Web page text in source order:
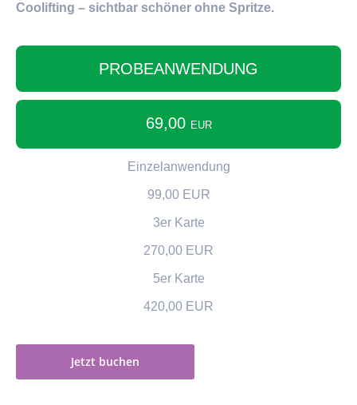
Coolifting – sichtbar schöner ohne Spritze.
PROBEANWENDUNG
69,00 EUR
Einzelanwendung
99,00 EUR
3er Karte
270,00 EUR
5er Karte
420,00 EUR
Jetzt buchen